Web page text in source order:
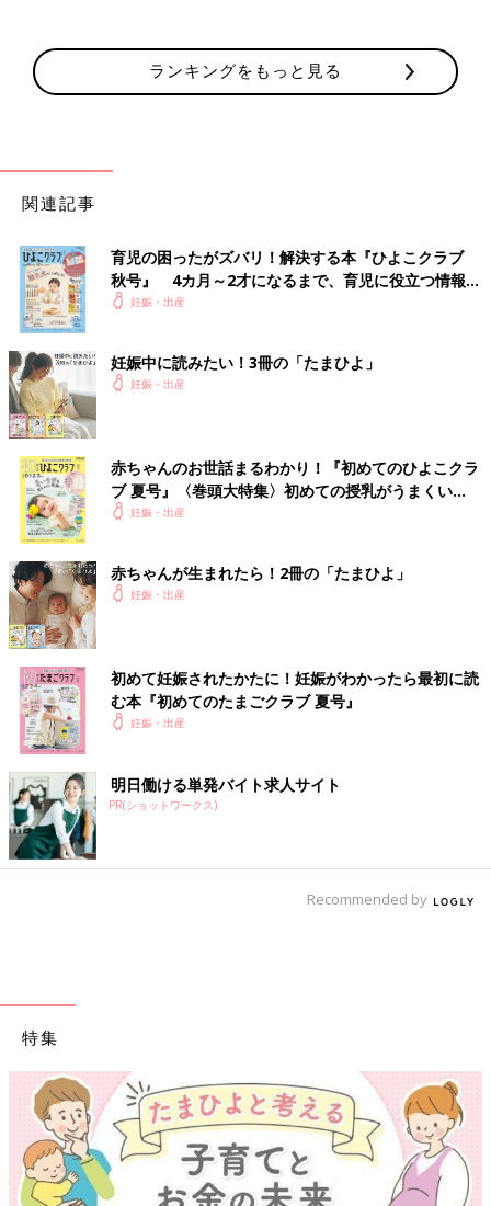
ランキングをもっと見る
関連記事
育児の困ったがズバリ！解決する本『ひよこクラブ
秋号』 4カ月～2才になるまで、育児に役立つ情報が
いっぱい！
妊娠・出産
妊娠中に読みたい！3冊の「たまひよ」
妊娠・出産
赤ちゃんのお世話まるわかり！『初めてのひよこクラ
ブ 夏号』〈巻頭大特集〉初めての授乳がうまくい
く！ おっぱい・ミルクの基本と夏のトラブル 解決テ
妊娠・出産
赤ちゃんが生まれたら！2冊の「たまひよ」
妊娠・出産
初めて妊娠されたかたに！妊娠がわかったら最初に読
む本『初めてのたまごクラブ 夏号』
妊娠・出産
明日働ける単発バイト求人サイト
PR(ショットワークス)
Recommended by
特集
【ワクチン接種できるものも】妊婦の感染症対策、知っておいて